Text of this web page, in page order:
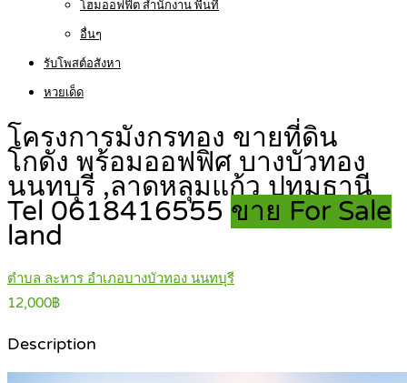
โฮมออฟฟิต สำนักงาน พื้นที่
อื่นๆ
รับโพสต์อสังหา
หวยเด็ด
โครงการมังกรทอง ขายที่ดิน
โกดัง พร้อมออฟฟิศ บางบัวทอง
นนทบุรี ,ลาดหลุมแก้ว ปทุมธานี
Tel 0618416555 ขาย For Sale
land
ตำบล ละหาร อำเภอบางบัวทอง นนทบุรี
12,000฿
Description